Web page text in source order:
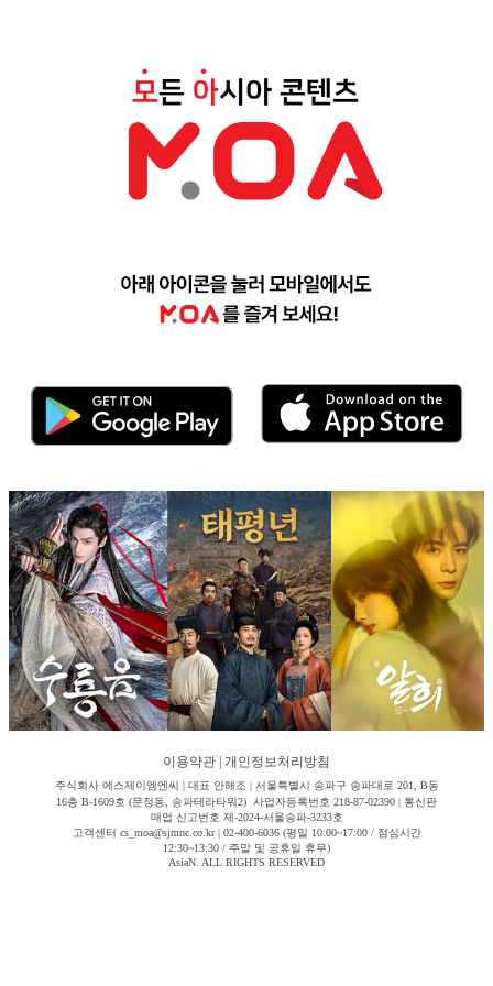
이용약관 개인정보처리방침
주식회사 에스제이엠엔씨 | 대표 안해조 | 서울특별시 송파구 송파대로 201, B동
16층 B-1609호 (문정동, 송파테라타워2) 사업자등록번호 218-87-02390 | 통신판
매업 신고번호 제-2024-서울송파-3233호
고객센터 cs_moa@sjmnc.co.kr | 02-400-6036 (평일 10:00~17:00 / 점심시간
12:30~13:30 / 주말 및 공휴일 휴무)
AsiaN. ALL RIGHTS RESERVED